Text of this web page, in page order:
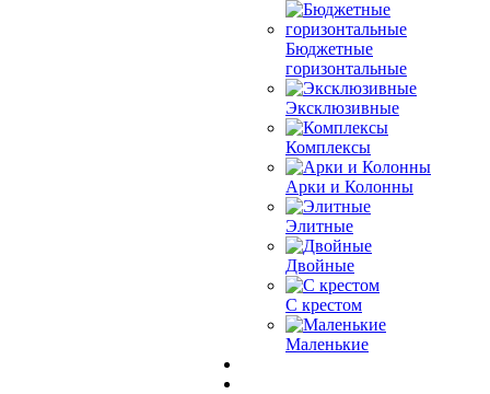
Бюджетные
горизонтальные
Эксклюзивные
Комплексы
Арки и Колонны
Элитные
Двойные
С крестом
Маленькие